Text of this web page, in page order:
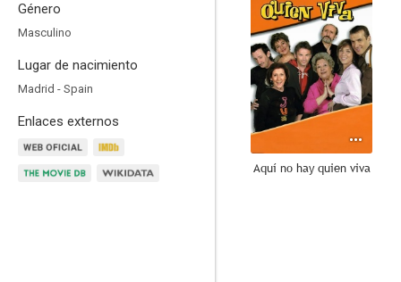
Género
Masculino
Lugar de nacimiento
Madrid - Spain
Enlaces externos
Aquí no hay quien viva